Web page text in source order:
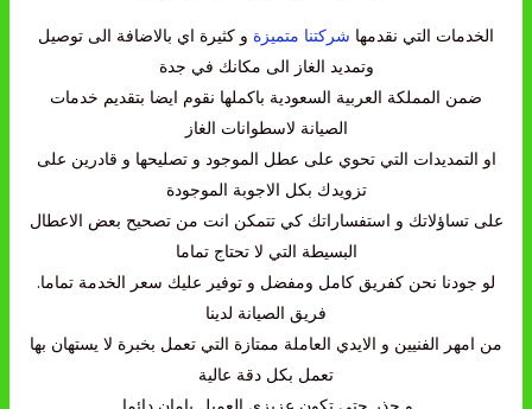
الخدمات التي نقدمها شركتنا متميزة و كثيرة اي بالاضافة الى توصيل
وتمديد الغاز الى مكانك في جدة
ضمن المملكة العربية السعودية باكملها نقوم ايضا بتقديم خدمات
الصيانة لاسطوانات الغاز
او التمديدات التي تحوي على عطل الموجود و تصليحها و قادرين على
تزويدك بكل الاجوبة الموجودة
على تساؤلاتك و استفساراتك كي تتمكن انت من تصحيح بعض الاعطال
البسيطة التي لا تحتاج تماما
لو جودنا نحن كفريق كامل ومفضل و توفير عليك سعر الخدمة تماما.
فريق الصيانة لدينا
من امهر الفنيين و الايدي العاملة ممتازة التي تعمل بخبرة لا يستهان بها
تعمل بكل دقة عالية